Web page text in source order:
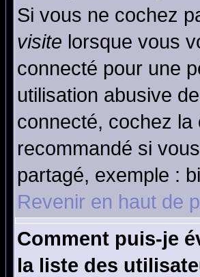
Si vous ne cochez
visite lorsque vous
connecté pour une
utilisation abusive
connecté, cochez
recommandé si
partagé, exemple :
Revenir en haut de
Comment puis-je
la liste des